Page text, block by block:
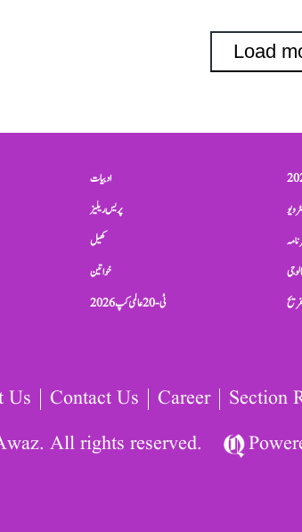
Load
ادبیات
پریس ریلیز
کھیل
خواتین
ٹی-20 عالمی کپ 2026
Us Contact Us Career
Section
All rights reserved.